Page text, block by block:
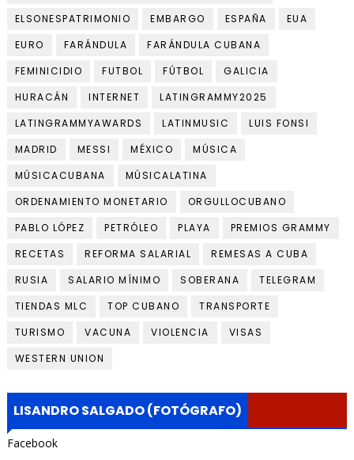
ELSONESPATRIMONIO
EMBARGO ESPAÑA
EUA
EURO
FARÁNDULA
FARÁNDULA CUBANA
FEMINICIDIO
FUTBOL FÚTBOL
GALICIA
HURACÁN
INTERNET
LATINGRAMMY2025
LATINGRAMMYAWARDS
LATINMUSIC
LUIS FONSI
MADRID
MESSI MÉXICO
MÚSICA
MÚSICACUBANA
MÚSICALATINA
ORDENAMIENTO MONETARIO
ORGULLOCUBANO
PABLO LÓPEZ
PETRÓLEO PLAYA
PREMIOS GRAMMY
RECETAS
REFORMA SALARIAL
REMESAS A CUBA
RUSIA
SALARIO MÍNIMO SOBERANA
TELEGRAM
TIENDAS MLC
TOP CUBANO
TRANSPORTE
TURISMO
VACUNA VIOLENCIA
VISAS
WESTERN UNION
LISANDRO SALGADO (FOTÓGRAFO)
Facebook